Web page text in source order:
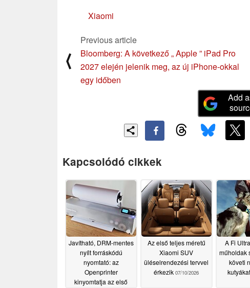
Xiaomi
⟨
Previous article
Bloomberg: A következő „ Apple ” iPad Pro
2027 elején jelenik meg, az új iPhone-okkal
egy időben
Add
Kapcsolódó cikkek
Javítható, DRM-mentes
nyílt forráskódú
nyomtató: az
Openprinter
kinyomtatja az első
Az első teljes méretű
Xiaomi SUV
üléselrendezési tervvel
érkezik 07/10/2026
A Fi
műholdak
követi
kutyákat